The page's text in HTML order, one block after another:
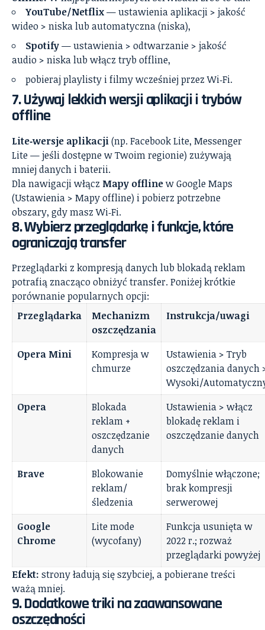
YouTube/Netflix— ustawienia aplikacji > jakość
wideo > niska lub automatyczna (niska),
Spotify— ustawienia > odtwarzanie > jakość
audio > niska lub włącz tryb offline,
pobieraj playlisty i filmy wcześniej przez Wi‑Fi.
7. Używaj lekkich wersji aplikacji i trybów
offline
Lite‑wersje aplikacji(np. Facebook Lite, Messenger
Lite — jeśli dostępne w Twoim regionie) zużywają
mniej danych i baterii.
Dla nawigacji włącz Mapy offlinew Google Maps
(Ustawienia > Mapy offline) i pobierz potrzebne
obszary, gdy masz Wi‑Fi.
8. Wybierz przeglądarkę i funkcje, które
ograniczają transfer
Przeglądarki z kompresją danych lub blokadą reklam
potrafią znacząco obniżyć transfer. Poniżej krótkie
porównanie popularnych opcji:
Przeglądarka
Mechanizm
oszczędzania
Instrukcja/uwagi
Opera Mini
Kompresja w
chmurze
Ustawienia > Tryb
oszczędzania danych
Wysoki/
Opera
Blokada
reklam +
oszczędzanie
danych
Ustawienia > włącz
blokadę reklam i
oszczędzanie danych
Brave
Blokowanie
reklam/
śledzenia
Domyślnie włączone;
brak kompresji
serwerowej
Google
Chrome
Lite mode
(wycofany)
Funkcja usunięta w
2022 r.; rozważ
przeglądarki powyżej
Efekt: strony ładują się szybciej, a pobierane treści
ważą mniej.
9. Dodatkowe triki na zaawansowane
oszczędności